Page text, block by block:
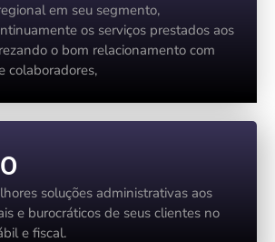
em seu segmento,
os serviços prestados aos
o bom relacionamento com
colaboradores,
soluções administrativas aos
e burocráticos de seus clientes no
e fiscal.